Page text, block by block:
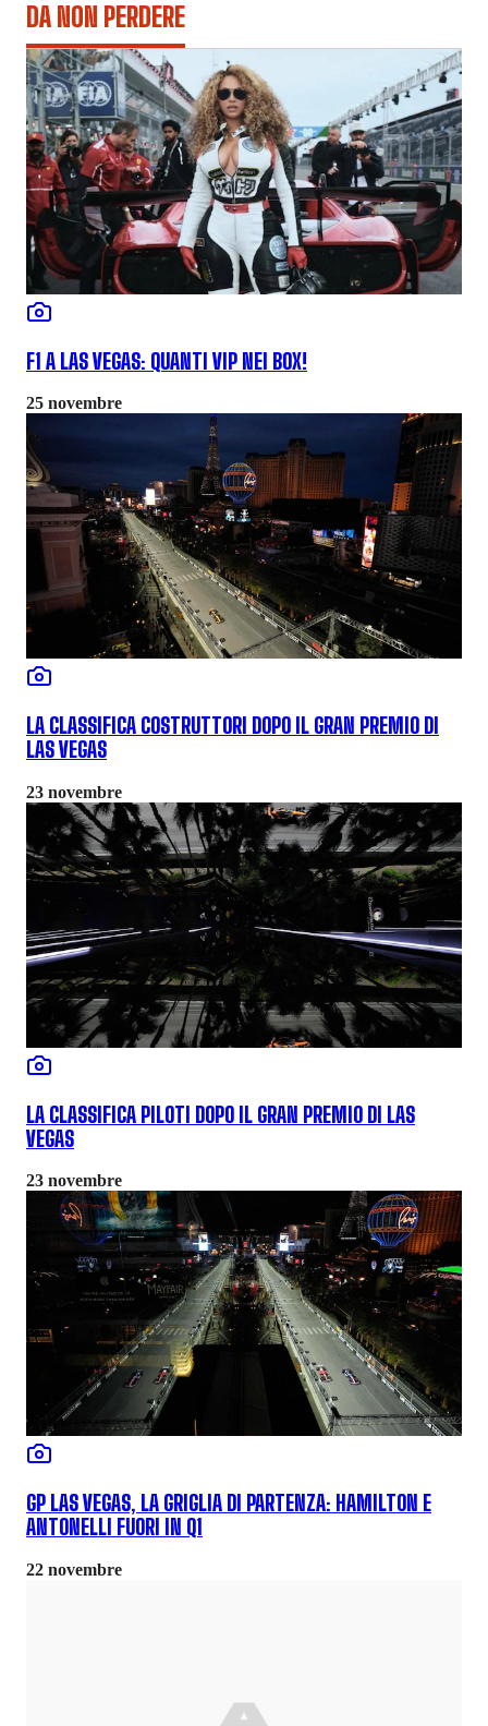
DA NON PERDERE
F1 A LAS VEGAS: QUANTI VIP NEI BOX!
25 novembre
LA CLASSIFICA COSTRUTTORI DOPO IL GRAN PREMIO DI
LAS VEGAS
23 novembre
LA CLASSIFICA PILOTI DOPO IL GRAN PREMIO DI LAS
VEGAS
23 novembre
GP LAS VEGAS, LA GRIGLIA DI PARTENZA: HAMILTON E
ANTONELLI FUORI IN Q1
22 novembre